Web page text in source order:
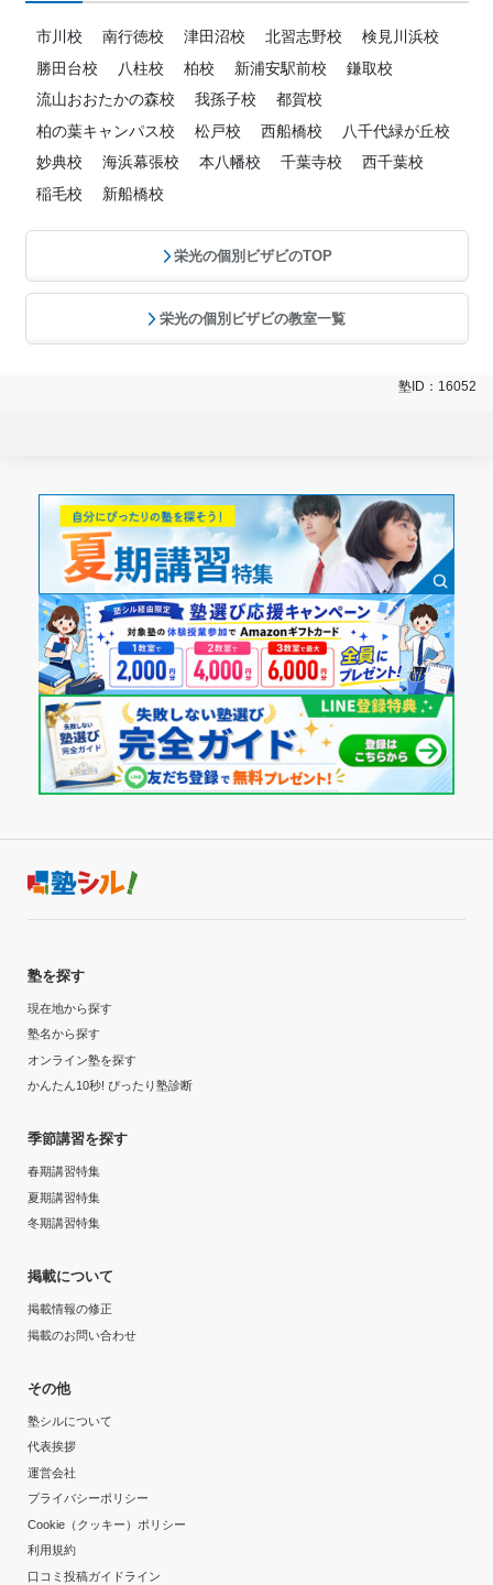
市川校 南行徳校 津田沼校 北習志野校
検見川浜校
勝田台校
八柱校 柏校 新浦安駅前校
鎌取校
流山おおたかの森校
我孫子校
都賀校
柏の葉キャンパス校
松戸校 西船橋校
八千代緑が丘校
妙典校
海浜幕張校 本八幡校 千葉寺校
西千葉校
稲毛校
新船橋校
栄光の個別ビザビのTOP
栄光の個別ビザビの教室一覧
塾ID：16052
塾を探す
現在地から探す
塾名から探す
オンライン塾を探す
かんたん10秒! ぴったり塾診断
季節講習を探す
春期講習特集
夏期講習特集
冬期講習特集
掲載について
掲載情報の修正
掲載のお問い合わせ
その他
塾シルについて
代表挨拶
運営会社
プライバシーポリシー
Cookie（クッキー）ポリシー
利用規約
口コミ投稿ガイドライン